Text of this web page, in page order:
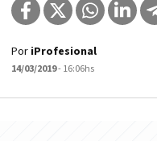
Por iProfesional
14/03/2019- 16:06hs